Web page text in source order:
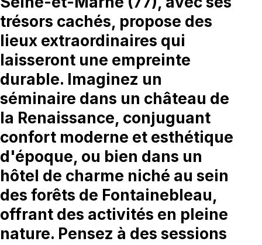
trésors cachés, propose des
lieux extraordinaires qui
laisseront une empreinte
durable. Imaginez un
séminaire dans un château de
la Renaissance, conjuguant
confort moderne et esthétique
d'époque, ou bien dans un
hôtel de charme niché au sein
des forêts de Fontainebleau,
offrant des activités en pleine
nature. Pensez à des sessions